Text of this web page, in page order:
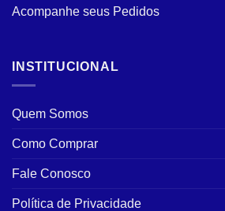
Acompanhe seus Pedidos
INSTITUCIONAL
Quem Somos
Como Comprar
Fale Conosco
Política de Privacidade